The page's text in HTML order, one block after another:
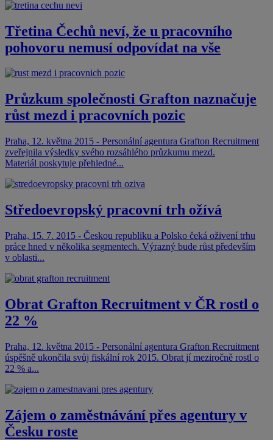
Třetina Čechů neví, že u pracovního
pohovoru nemusí odpovídat na vše
Průzkum společnosti Grafton naznačuje
růst mezd i pracovních pozic
Praha, 12. května 2015 - Personální agentura Grafton Recruitment
zveřejnila výsledky svého rozsáhlého průzkumu mezd.
Materiál poskytuje přehledné...
Středoevropský pracovní trh ožívá
Praha, 15. 7. 2015 - Českou republiku a Polsko čeká oživení trhu
práce hned v několika segmentech. Výrazný bude růst především
v oblasti...
Obrat Grafton Recruitment v ČR rostl o
22 %
Praha, 12. května 2015 - Personální agentura Grafton Recruitment
úspěšně ukončila svůj fiskální rok 2015. Obrat jí meziročně rostl o
22 % a...
Zájem o zaměstnávání přes agentury v
Česku roste